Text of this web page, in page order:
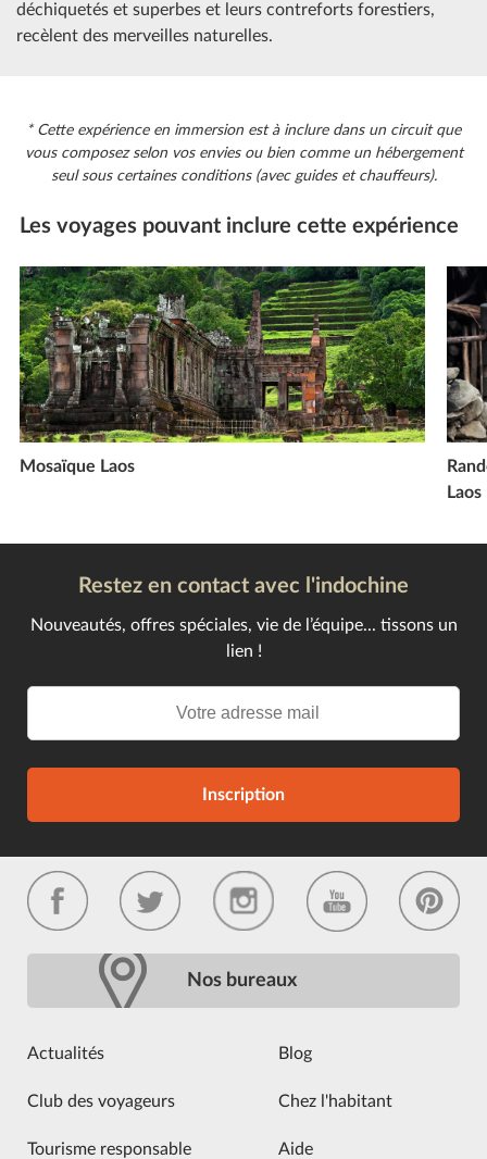
déchiquetés et superbes et leurs contreforts forestiers,
recèlent des merveilles naturelles.
* Cette expérience en immersion est à inclure dans un circuit que
vous composez selon vos envies ou bien comme un hébergement
seul sous certaines conditions (avec guides et chauffeurs).
Les voyages pouvant inclure cette expérience
Mosaïque Laos
Laos
Restez en contact avec l'indochine
Nouveautés, offres spéciales, vie de l’équipe... tissons un
lien !
Inscription
Nos bureaux
Actualités Blog
Club des voyageurs Chez l'habitant
Tourisme responsable Aide